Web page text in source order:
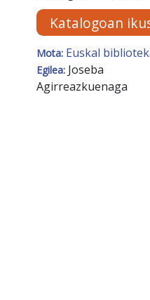
Katalogoan
Mota: Euskal
Egilea: Joseba
Agirreazkuenaga